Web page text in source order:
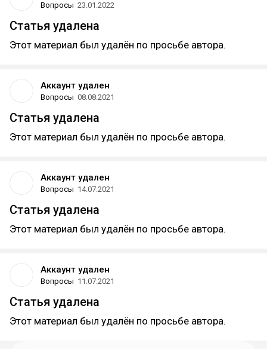
Вопросы 23.01.2022
Статья удалена
Этот материал был удалён по просьбе автора.
Аккаунт удален
Вопросы 08.08.2021
Статья удалена
Этот материал был удалён по просьбе автора.
Аккаунт удален
Вопросы 14.07.2021
Статья удалена
Этот материал был удалён по просьбе автора.
Аккаунт удален
Вопросы 11.07.2021
Статья удалена
Этот материал был удалён по просьбе автора.